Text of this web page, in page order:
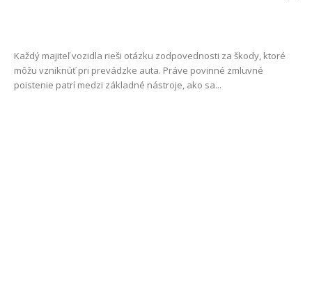
Každý majiteľ vozidla rieši otázku zodpovednosti za škody, ktoré
môžu vzniknúť pri prevádzke auta. Práve povinné zmluvné
poistenie patrí medzi základné nástroje, ako sa...